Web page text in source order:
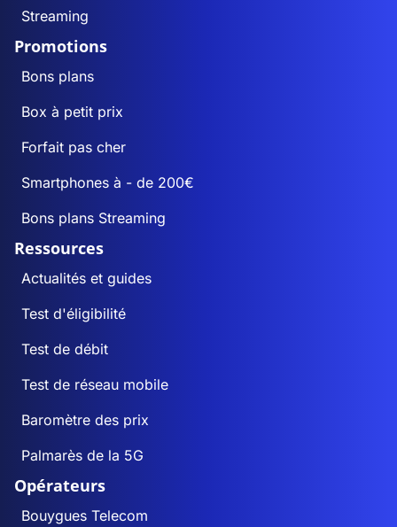
Streaming
Promotions
Bons plans
Box à petit prix
Forfait pas cher
Smartphones à - de 200€
Bons plans Streaming
Ressources
Actualités et guides
Test d'éligibilité
Test de débit
Test de réseau mobile
Baromètre des prix
Palmarès de la 5G
Opérateurs
Bouygues Telecom